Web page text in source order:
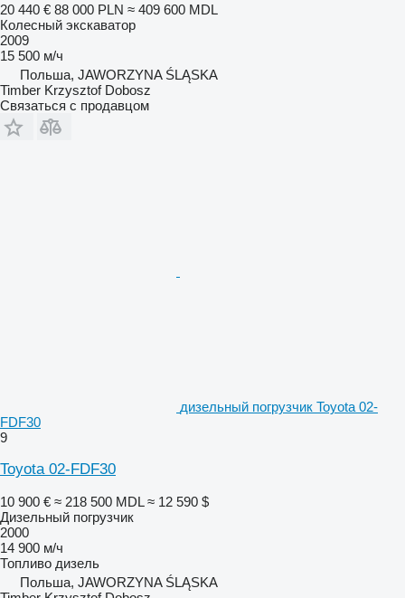
20 440 € 88 000 PLN ≈ 409 600 MDL
Колесный экскаватор
2009
15 500 м/ч
Польша, JAWORZYNA ŚLĄSKA
Timber Krzysztof Dobosz
Связаться с продавцом
дизельный погрузчик Toyota 02-
FDF30
9
Toyota 02-FDF30
10 900 € ≈ 218 500 MDL ≈ 12 590 $
Дизельный погрузчик
2000
14 900 м/ч
Топливо дизель
Польша, JAWORZYNA ŚLĄSKA